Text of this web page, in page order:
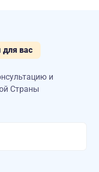
для вас
и
Страны